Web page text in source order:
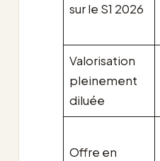
sur le S1 2026
Valorisation
pleinement
diluée
Offre en